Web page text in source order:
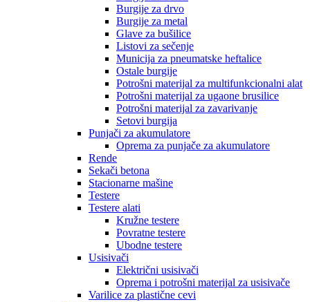
Burgije za drvo
Burgije za metal
Glave za bušilice
Listovi za sečenje
Municija za pneumatske heftalice
Ostale burgije
Potrošni materijal za multifunkcionalni alat
Potrošni materijal za ugaone brusilice
Potrošni materijal za zavarivanje
Setovi burgija
Punjači za akumulatore
Oprema za punjače za akumulatore
Rende
Sekači betona
Stacionarne mašine
Testere
Testere alati
Kružne testere
Povratne testere
Ubodne testere
Usisivači
Električni usisivači
Oprema i potrošni materijal za usisivače
Varilice za plastične cevi